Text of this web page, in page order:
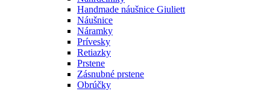
Handmade náušnice Giuliett
Náušnice
Náramky
Prívesky
Retiazky
Prstene
Zásnubné prstene
Obrúčky